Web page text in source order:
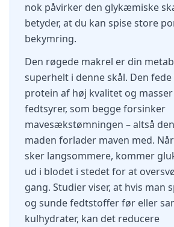
nok påvirker den glykæmiske
betyder, at du kan spise store
bekymring.
Den røgede makrel er din
superhelt i denne skål. Den
protein af høj kvalitet og
fedtsyrer, som begge forsinker
mavesækstømningen – altså
maden forlader maven med.
sker langsommere, kommer
ud i blodet i stedet for at
gang. Studier viser, at hvis man
og sunde fedtstoffer før eller
kulhydrater, kan det reducere